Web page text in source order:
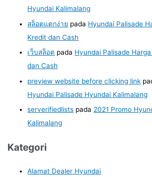
Hyundai Kalimalang
สล็อตแตกง่าย pada Hyundai Palisade
Kredit dan Cash
เว็บสล็อต pada Hyundai Palisade
dan Cash
preview website before clicking link
Hyundai Palisade Hyundai Kalimalang
serverifiedlists pada 2021 Promo
Kalimalang
Kategori
Alamat Dealer Hyundai